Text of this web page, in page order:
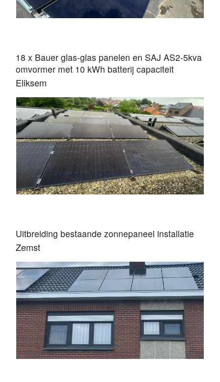
18 x Bauer glas-glas panelen en SAJ AS2-5kva
omvormer met 10 kWh batterij capaciteit
Eliksem
Uitbreiding bestaande zonnepaneel installatie
Zemst